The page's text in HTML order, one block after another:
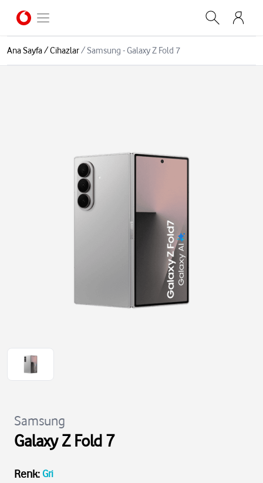
Ana Sayfa/Cihazlar/Samsung - Galaxy Z Fold 7
Samsung
Galaxy Z Fold 7
Renk: Gri